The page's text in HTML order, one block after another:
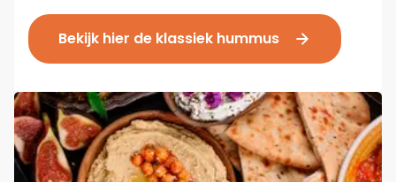
Bekijk hier de klassiek hummus